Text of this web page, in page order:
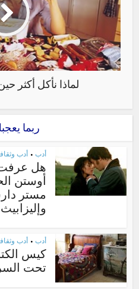
لماذا نأكل أكثر
ربما
أدب • أدب
هل
أوستن
مستر
أدب • أدب
كيس
تحت